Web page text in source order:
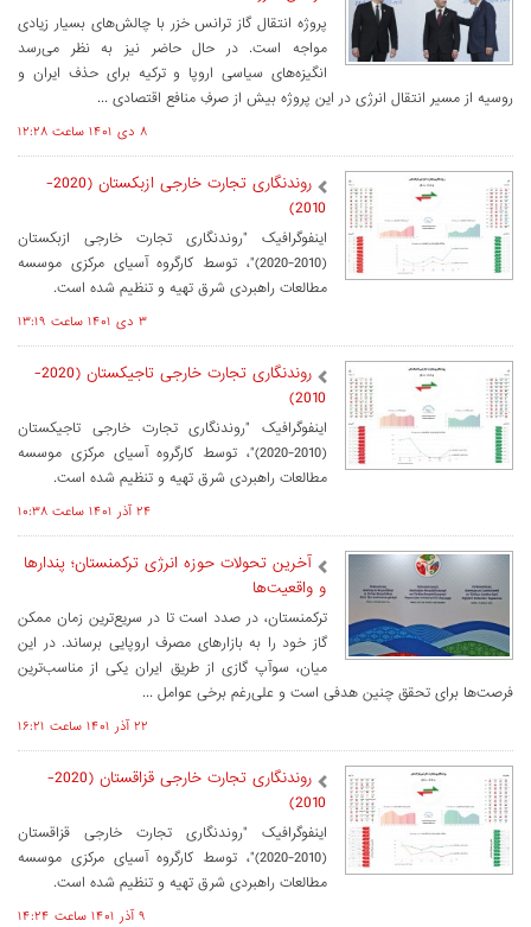
پروژه انتقال گاز ترانس‌ خزر با چالش‌های بسیار زیادی
مواجه است. در حال حاضر نیز به نظر می‌رسد
انگیزه‌های سیاسی اروپا و ترکیه برای حذف ایران و
روسیه از مسیر انتقال انرژی در این پروژه بیش از صرفِ منافع اقتصادی ...
۸ دی ۱۴۰۱ ساعت ۱۲:۲۸
روندنگاری تجارت خارجی ازبکستان (2020-
2010)
اینفوگرافیک "روندنگاری تجارت خارجی ازبکستان
(2010-2020)"، توسط کارگروه آسیای مرکزی موسسه
مطالعات راهبردی شرق تهیه و تنظیم شده است.
۳ دی ۱۴۰۱ ساعت ۱۳:۱۹
روندنگاری تجارت خارجی تاجیکستان (2020-
2010)
اینفوگرافیک "روندنگاری تجارت خارجی تاجیکستان
(2010-2020)"، توسط کارگروه آسیای مرکزی موسسه
مطالعات راهبردی شرق تهیه و تنظیم شده است.
۲۴ آذر ۱۴۰۱ ساعت ۱۰:۳۸
آخرین تحولات حوزه انرژی ترکمنستان؛ پندارها
و واقعیت‌ها
ترکمنستان، در صدد است تا در سریع‌ترین زمان ممکن
گاز خود را به بازارهای مصرف اروپایی برساند. در این
میان، سوآپ گازی از طریق ایران یکی از مناسب‌ترین
فرصت‌ها برای تحقق چنین هدفی است و علی‌رغم برخی عوامل ...
۲۲ آذر ۱۴۰۱ ساعت ۱۶:۲۱
روندنگاری تجارت خارجی قزاقستان (2020-
2010)
اینفوگرافیک "روندنگاری تجارت خارجی قزاقستان
(2010-2020)"، توسط کارگروه آسیای مرکزی موسسه
مطالعات راهبردی شرق تهیه و تنظیم شده است.
۹ آذر ۱۴۰۱ ساعت ۱۴:۲۴